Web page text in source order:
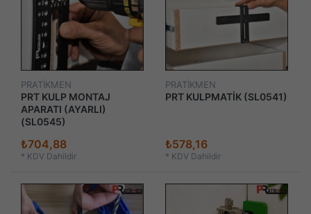
PRATİKMEN
PRT KULP MONTAJ
APARATI (AYARLI)
(SL0545)
₺704,88
* KDV Dahildir
PRATİKMEN
PRT KULPMATİK (SL0541)
₺578,16
* KDV Dahildir